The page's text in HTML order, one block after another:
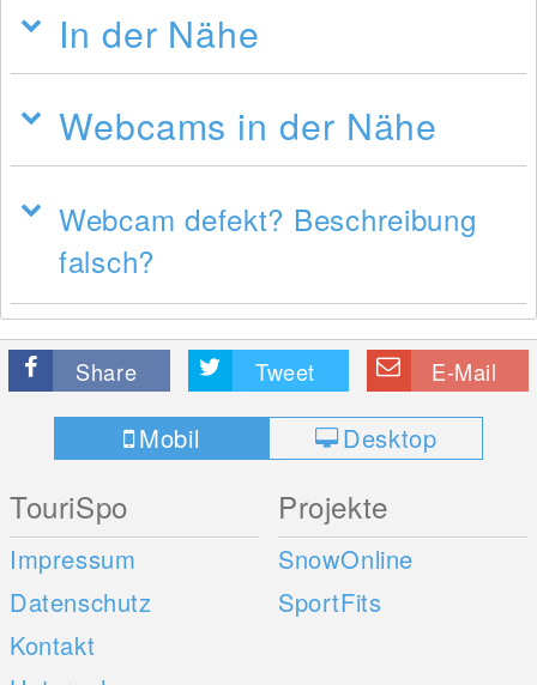
In der Nähe
Webcams in der Nähe
Webcam defekt? Beschreibung
falsch?
Share Tweet E-Mail
Mobil Desktop
TouriSpo
Impressum
Datenschutz
Kontakt
Projekte
SnowOnline
SportFits